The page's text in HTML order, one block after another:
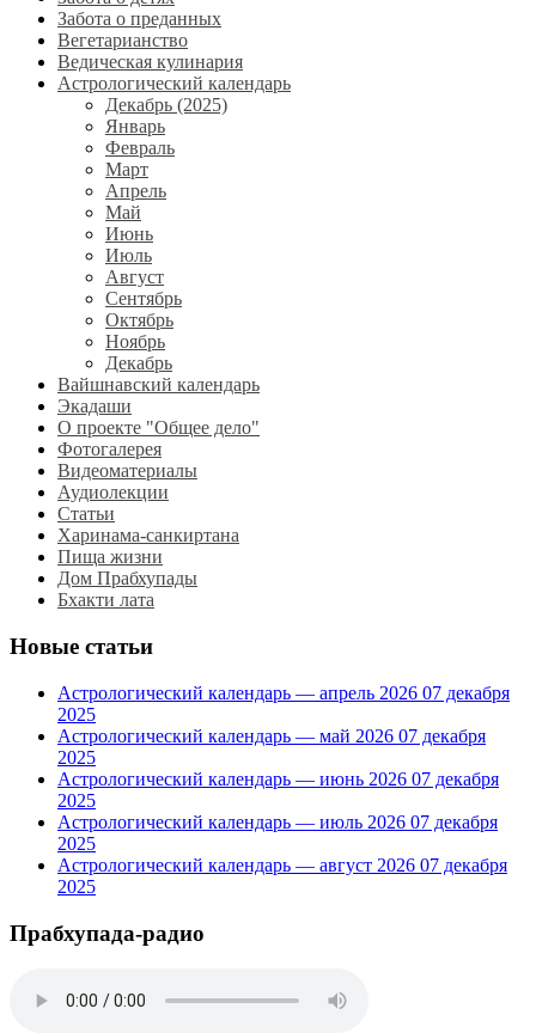
Забота о преданных
Вегетарианство
Ведическая кулинария
Астрологический календарь
Декабрь (2025)
Январь
Февраль
Март
Апрель
Май
Июнь
Июль
Август
Сентябрь
Октябрь
Ноябрь
Декабрь
Вайшнавский календарь
Экадаши
О проекте "Общее дело"
Фотогалерея
Видеоматериалы
Аудиолекции
Статьи
Харинама-санкиртана
Пища жизни
Дом Прабхупады
Бхакти лата
Новые статьи
Астрологический календарь — апрель 2026 07 декабря
2025
Астрологический календарь — май 2026 07 декабря
2025
Астрологический календарь — июнь 2026 07 декабря
2025
Астрологический календарь — июль 2026 07 декабря
2025
Астрологический календарь — август 2026 07 декабря
2025
Прабхупада-радио